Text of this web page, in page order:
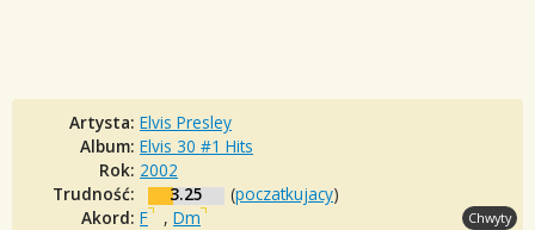
Artysta: Elvis Presley
Album: Elvis 30 #1 Hits
Rok: 2002
Trudność:
3.25 (poczatkujacy)
Akord: F , Dm Chwyty